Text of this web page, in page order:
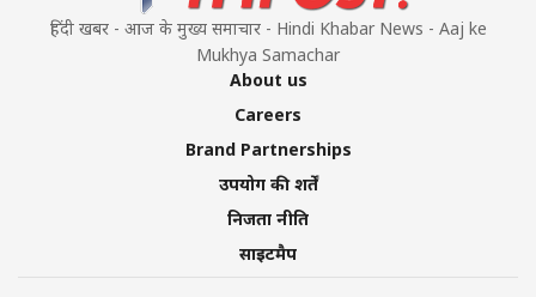
हिंदी खबर - आज के मुख्य समाचार - Hindi Khabar News - Aaj ke
Mukhya Samachar
About us
Careers
Brand Partnerships
उपयोग की शर्तें
निजता नीति
साइटमैप